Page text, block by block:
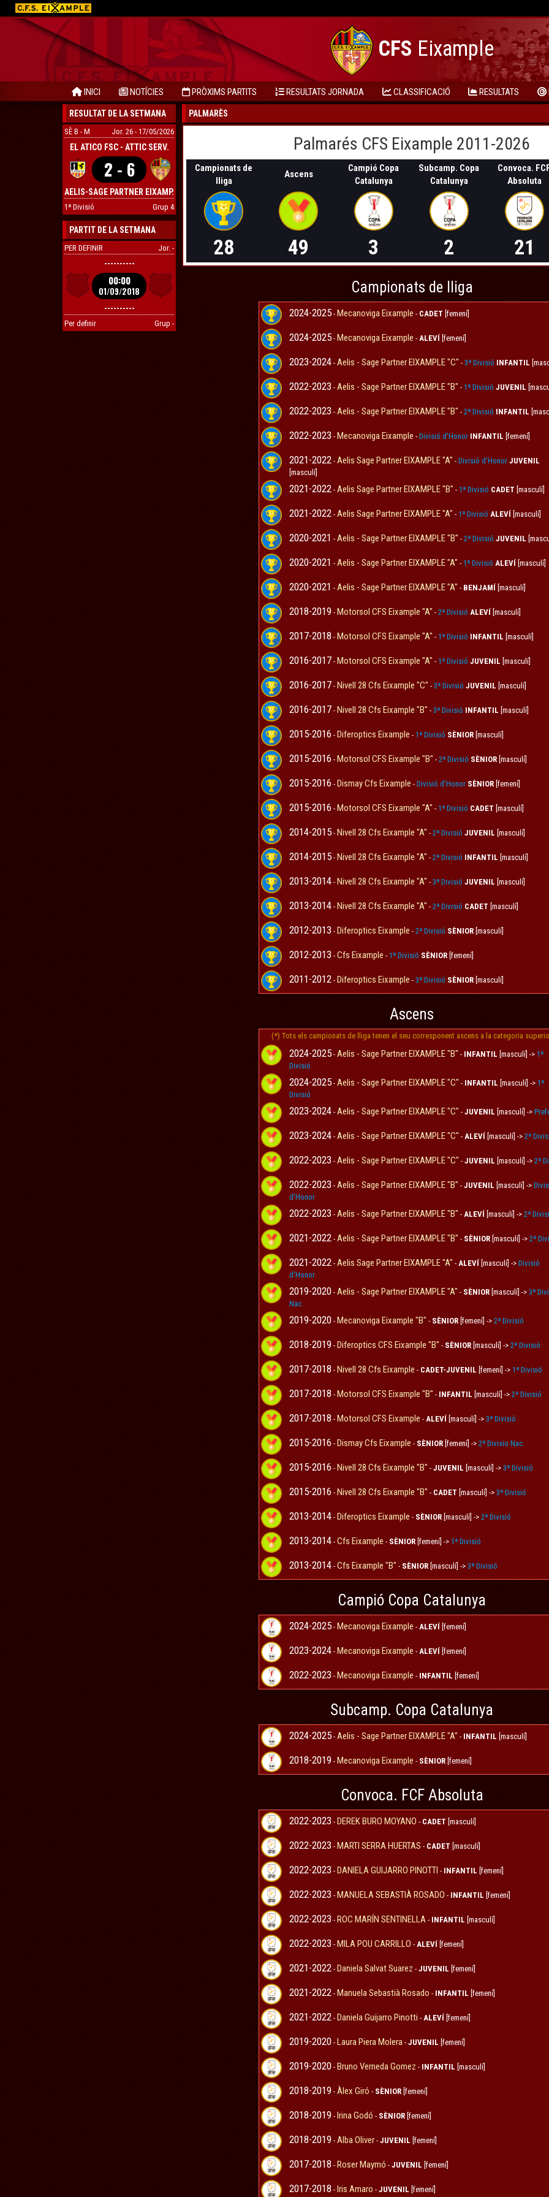
CFS Eixample
INICI NOTÍCIES PRÒXIMS PARTITS RESULTATS JORNADA CLASSIFICACIÓ RESULTATS
RESULTAT DE LA SETMANA
SÈ B - M Jor. 26 - 17/05/2026
EL ATICO FSC - ATTIC SERV.
2 - 6
AELIS-SAGE PARTNER EIXAMP.
1ª Divisió Grup 4
PARTIT DE LA SETMANA
PER DEFINIR Jor. -
----------
00:00
01/09/2018
----------
Per definir Grup -
PALMARÈS
Palmarés CFS Eixample 2011-2026
Campionats de
lliga
Ascens
Campió Copa
Catalunya
Subcamp. Copa
Catalunya
Convoca.
Absoluta
28 49 3 2 21
Campionats de lliga
2024-2025 - Mecanoviga Eixample - CADET [femení]
2024-2025 - Mecanoviga Eixample - ALEVÍ [femení]
2023-2024 - Aelis - Sage Partner EIXAMPLE "C" - 3ª Divisió INFANTIL
2022-2023 - Aelis - Sage Partner EIXAMPLE "B" - 1ª Divisió JUVENIL
2022-2023 - Aelis - Sage Partner EIXAMPLE "B" - 2ª Divisió INFANTIL
2022-2023 - Mecanoviga Eixample - Divisió d'Honor INFANTIL [femení]
2021-2022 - Aelis Sage Partner EIXAMPLE "A" - Divisió d'Honor JUVENIL
[masculí]
2021-2022 - Aelis Sage Partner EIXAMPLE "B" - 1ª Divisió CADET [masculí]
2021-2022 - Aelis Sage Partner EIXAMPLE "A" - 1ª Divisió ALEVÍ [masculí]
2020-2021 - Aelis - Sage Partner EIXAMPLE "B" - 2ª Divisió JUVENIL
2020-2021 - Aelis - Sage Partner EIXAMPLE "A" - 1ª Divisió ALEVÍ [masculí]
2020-2021 - Aelis - Sage Partner EIXAMPLE "A" - BENJAMÍ [masculí]
2018-2019 - Motorsol CFS Eixample "A" - 2ª Divisió ALEVÍ [masculí]
2017-2018 - Motorsol CFS Eixample "A" - 1ª Divisió INFANTIL [masculí]
2016-2017 - Motorsol CFS Eixample "A" - 1ª Divisió JUVENIL [masculí]
2016-2017 - Nivell 28 Cfs Eixample "C" - 3ª Divisió JUVENIL [masculí]
2016-2017 - Nivell 28 Cfs Eixample "B" - 3ª Divisió INFANTIL [masculí]
2015-2016 - Diferoptics Eixample - 1ª Divisió SÈNIOR [masculí]
2015-2016 - Motorsol CFS Eixample "B" - 2ª Divisió SÈNIOR [masculí]
2015-2016 - Dismay Cfs Eixample - Divisió d'Honor SÈNIOR [femení]
2015-2016 - Motorsol CFS Eixample "A" - 1ª Divisió CADET [masculí]
2014-2015 - Nivell 28 Cfs Eixample "A" - 2ª Divisió JUVENIL [masculí]
2014-2015 - Nivell 28 Cfs Eixample "A" - 2ª Divisió INFANTIL [masculí]
2013-2014 - Nivell 28 Cfs Eixample "A" - 3ª Divisió JUVENIL [masculí]
2013-2014 - Nivell 28 Cfs Eixample "A" - 2ª Divisió CADET [masculí]
2012-2013 - Diferoptics Eixample - 2ª Divisió SÈNIOR [masculí]
2012-2013 - Cfs Eixample - 1ª Divisió SÈNIOR [femení]
2011-2012 - Diferoptics Eixample - 3ª Divisió SÈNIOR [masculí]
Ascens
(*) Tots els campionats de lliga tenen el seu corresponent ascens a la categoria
2024-2025 - Aelis - Sage Partner EIXAMPLE "B" - INFANTIL [masculí] -> 1ª
Divisió
2024-2025 - Aelis - Sage Partner EIXAMPLE "C" - INFANTIL [masculí] -> 1ª
Divisió
2023-2024 - Aelis - Sage Partner EIXAMPLE "C" - JUVENIL [masculí] ->
2023-2024 - Aelis - Sage Partner EIXAMPLE "C" - ALEVÍ [masculí] -> 2ª
2022-2023 - Aelis - Sage Partner EIXAMPLE "C" - JUVENIL [masculí] -> 2ª
2022-2023 - Aelis - Sage Partner EIXAMPLE "B" - JUVENIL [masculí] ->
d'Honor
2022-2023 - Aelis - Sage Partner EIXAMPLE "B" - ALEVÍ [masculí] -> 2ª
2021-2022 - Aelis - Sage Partner EIXAMPLE "B" - SÈNIOR [masculí] -> 2ª
2021-2022 - Aelis Sage Partner EIXAMPLE "A" - ALEVÍ [masculí] -> Divisió
d'Honor
2019-2020 - Aelis - Sage Partner EIXAMPLE "A" - SÈNIOR [masculí] -> 3ª
Nac.
2019-2020 - Mecanoviga Eixample "B" - SÈNIOR [femení] -> 2ª Divisió
2018-2019 - Diferoptics CFS Eixample "B" - SÈNIOR [masculí] -> 2ª Divisió
2017-2018 - Nivell 28 Cfs Eixample - CADET-JUVENIL [femení] -> 1ª Divisió
2017-2018 - Motorsol CFS Eixample "B" - INFANTIL [masculí] -> 2ª Divisió
2017-2018 - Motorsol CFS Eixample - ALEVÍ [masculí] -> 3ª Divisió
2015-2016 - Dismay Cfs Eixample - SÈNIOR [femení] -> 2ª Divisio Nac.
2015-2016 - Nivell 28 Cfs Eixample "B" - JUVENIL [masculí] -> 3ª Divisió
2015-2016 - Nivell 28 Cfs Eixample "B" - CADET [masculí] -> 3ª Divisió
2013-2014 - Diferoptics Eixample - SÈNIOR [masculí] -> 2ª Divisió
2013-2014 - Cfs Eixample - SÈNIOR [femení] -> 1ª Divisió
2013-2014 - Cfs Eixample "B" - SÈNIOR [masculí] -> 3ª Divisió
Campió Copa Catalunya
2024-2025 - Mecanoviga Eixample - ALEVÍ [femení]
2023-2024 - Mecanoviga Eixample - ALEVÍ [femení]
2022-2023 - Mecanoviga Eixample - INFANTIL [femení]
Subcamp. Copa Catalunya
2024-2025 - Aelis - Sage Partner EIXAMPLE "A" - INFANTIL [masculí]
2018-2019 - Mecanoviga Eixample - SÈNIOR [femení]
Convoca. FCF Absoluta
2022-2023 - DEREK BURO MOYANO - CADET [masculí]
2022-2023 - MARTI SERRA HUERTAS - CADET [masculí]
2022-2023 - DANIELA GUIJARRO PINOTTI - INFANTIL [femení]
2022-2023 - MANUELA SEBASTIÀ ROSADO - INFANTIL [femení]
2022-2023 - ROC MARÍN SENTINELLA - INFANTIL [masculí]
2022-2023 - MILA POU CARRILLO - ALEVÍ [femení]
2021-2022 - Daniela Salvat Suarez - JUVENIL [femení]
2021-2022 - Manuela Sebastià Rosado - INFANTIL [femení]
2021-2022 - Daniela Guijarro Pinotti - ALEVÍ [femení]
2019-2020 - Laura Piera Molera - JUVENIL [femení]
2019-2020 - Bruno Verneda Gomez - INFANTIL [masculí]
2018-2019 - Àlex Giró - SÈNIOR [femení]
2018-2019 - Irina Godó - SÈNIOR [femení]
2018-2019 - Alba Oliver - JUVENIL [femení]
2017-2018 - Roser Maymó - JUVENIL [femení]
2017-2018 - Iris Amaro - JUVENIL [femení]